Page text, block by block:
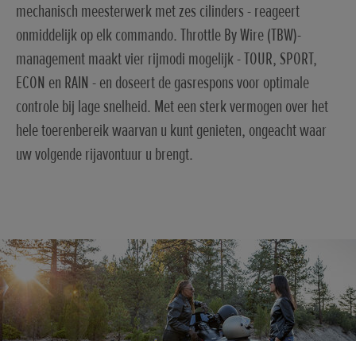
mechanisch meesterwerk met zes cilinders - reageert
onmiddelijk op elk commando. Throttle By Wire (TBW)-
management maakt vier rijmodi mogelijk - TOUR, SPORT,
ECON en RAIN - en doseert de gasrespons voor optimale
controle bij lage snelheid. Met een sterk vermogen over het
hele toerenbereik waarvan u kunt genieten, ongeacht waar
uw volgende rijavontuur u brengt.